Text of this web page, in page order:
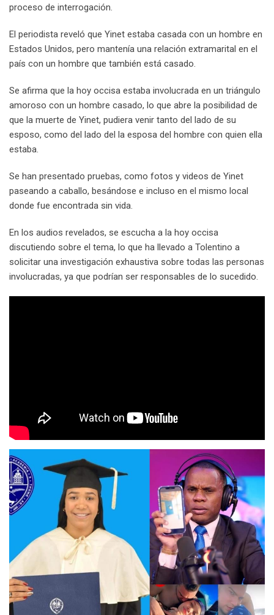
proceso de interrogación.
El periodista reveló que Yinet estaba casada con un hombre en
Estados Unidos, pero mantenía una relación extramarital en el
país con un hombre que también está casado.
Se afirma que la hoy occisa estaba involucrada en un triángulo
amoroso con un hombre casado, lo que abre la posibilidad de
que la muerte de Yinet, pudiera venir tanto del lado de su
esposo, como del lado del la esposa del hombre con quien ella
estaba.
Se han presentado pruebas, como fotos y videos de Yinet
paseando a caballo, besándose e incluso en el mismo local
donde fue encontrada sin vida.
En los audios revelados, se escucha a la hoy occisa
discutiendo sobre el tema, lo que ha llevado a Tolentino a
solicitar una investigación exhaustiva sobre todas las personas
involucradas, ya que podrían ser responsables de lo sucedido.